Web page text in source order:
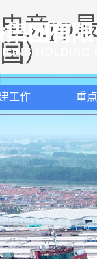
电竞pp
国）
工作 重